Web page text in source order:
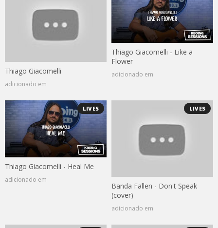
Thiago Giacomelli
adicionado em
Thiago Giacomelli - Like a
Flower
adicionado em
LIVES
Thiago Giacomelli - Heal Me
adicionado em
LIVES
Banda Fallen - Don't Speak
(cover)
adicionado em